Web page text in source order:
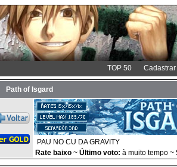
TOP 50 Cadastrar
Path of Isgard
PAU NO CU DA GRAVITY
Rate baixo ~ Último voto: à muito tempo ~